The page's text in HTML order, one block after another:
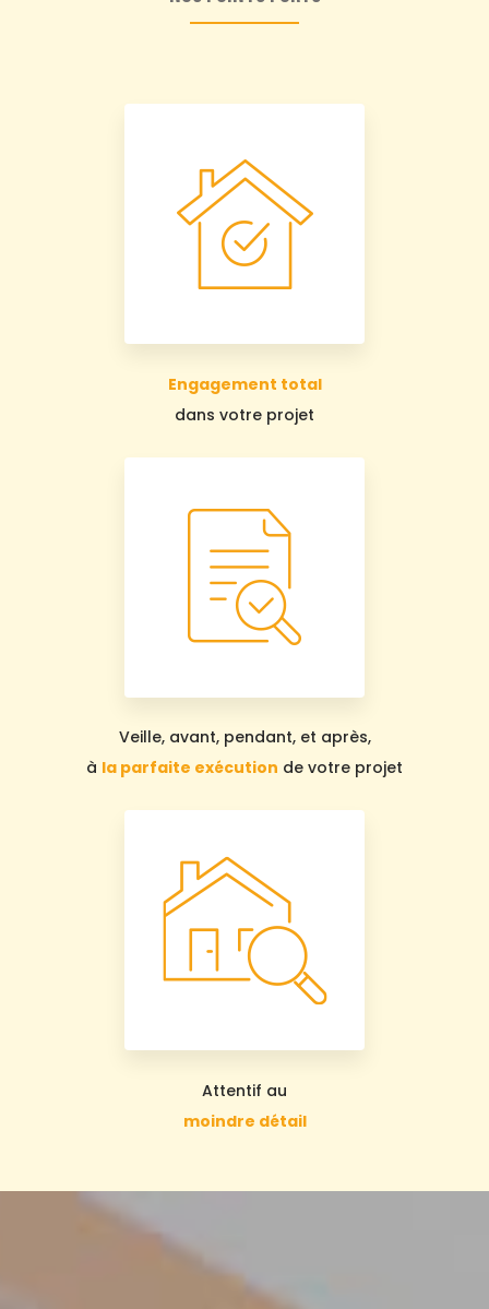
Engagement total
dans votre projet
Veille, avant, pendant, et après,
à la parfaite exécution de votre projet
Attentif au
moindre détail